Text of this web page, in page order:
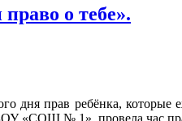
о тебе».
дня прав ребёнка,
«СОШ № 1», провела час